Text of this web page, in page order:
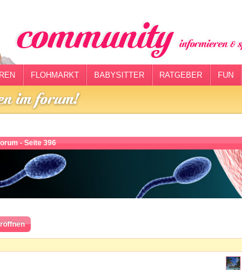
FLOHMARKT BABYSITTER RATGEBER FUN
- Seite 396